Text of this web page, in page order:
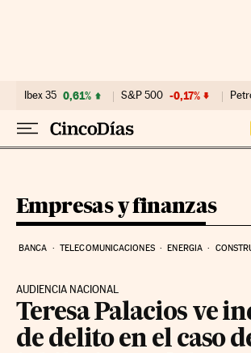
Ibex 35 0,61% S&P 500 -0,17%
Empresas y finanzas
BANCA TELECOMUNICACIONES ENERGIA
AUDIENCIA NACIONAL
Teresa Palacios ve
de delito en el caso